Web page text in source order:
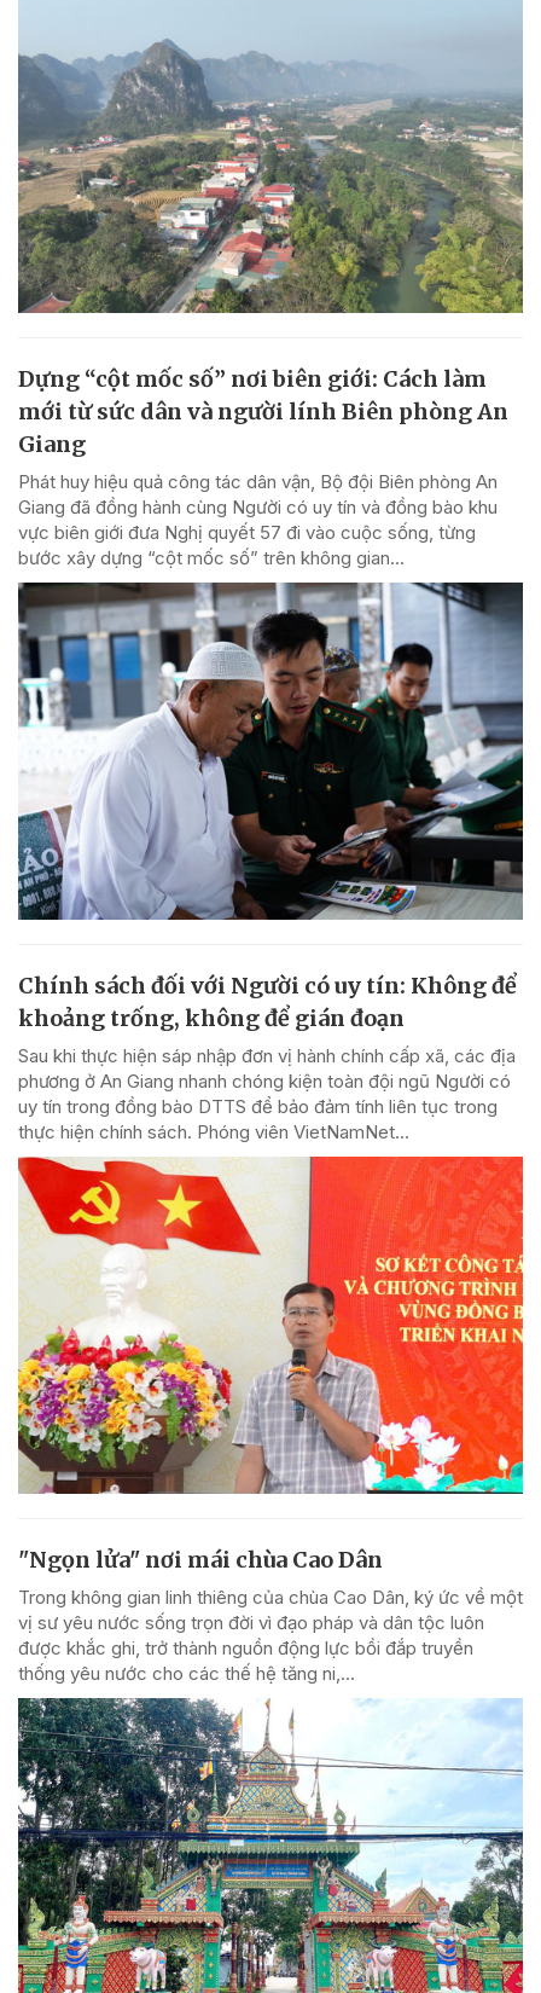
Dựng “cột mốc số” nơi biên giới: Cách làm
mới từ sức dân và người lính Biên phòng An
Giang
Phát huy hiệu quả công tác dân vận, Bộ đội Biên phòng An
Giang đã đồng hành cùng Người có uy tín và đồng bào khu
vực biên giới đưa Nghị quyết 57 đi vào cuộc sống, từng
bước xây dựng “cột mốc số” trên không gian...
Chính sách đối với Người có uy tín: Không để
khoảng trống, không để gián đoạn
Sau khi thực hiện sáp nhập đơn vị hành chính cấp xã, các địa
phương ở An Giang nhanh chóng kiện toàn đội ngũ Người có
uy tín trong đồng bào DTTS để bảo đảm tính liên tục trong
thực hiện chính sách. Phóng viên VietNamNet...
"Ngọn lửa" nơi mái chùa Cao Dân
Trong không gian linh thiêng của chùa Cao Dân, ký ức về một
vị sư yêu nước sống trọn đời vì đạo pháp và dân tộc luôn
được khắc ghi, trở thành nguồn động lực bồi đắp truyền
thống yêu nước cho các thế hệ tăng ni,...